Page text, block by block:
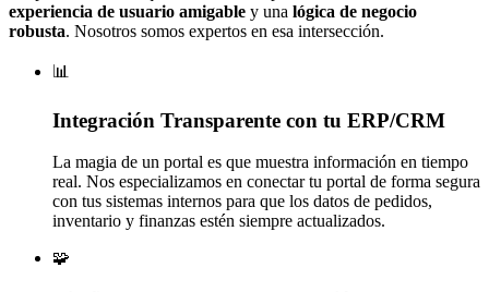
experiencia de usuario amigable y una lógica de negocio
robusta. Nosotros somos expertos en esa intersección.
📊
Integración Transparente con tu ERP/CRM
La magia de un portal es que muestra información en tiempo
real. Nos especializamos en conectar tu portal de forma segura
con tus sistemas internos para que los datos de pedidos,
inventario y finanzas estén siempre actualizados.
🧩